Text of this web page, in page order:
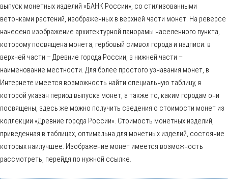
выпуск монетных изделий «БАНК России», со стилизованными
веточками растений, изображенных в верхней части монет. На реверсе
нанесено изображение архитектурной панорамы населенного пункта,
которому посвящена монета, гербовый символ города и надписи: в
верхней части – Древние города России, в нижней части –
наименование местности. Для более простого узнавания монет, в
Интернете имеется возможность найти специальную таблицу, в
которой указан период выпуска монет, а также то, каким городам они
посвящены, здесь же можно получить сведения о стоимости монет из
коллекции «Древние города России». Стоимость монетных изделий,
приведенная в таблицах, оптимальна для монетных изделий, состояние
которых наилучшее. Изображение монет имеется возможность
рассмотреть, перейдя по нужной ссылке.